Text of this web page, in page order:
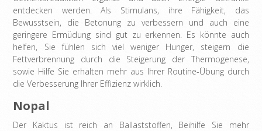
entdecken werden. Als Stimulans, ihre Fähigkeit, das
Bewusstsein, die Betonung zu verbessern und auch eine
geringere Ermüdung sind gut zu erkennen. Es könnte auch
helfen, Sie fühlen sich viel weniger Hunger, steigern die
Fettverbrennung durch die Steigerung der Thermogenese,
sowie Hilfe Sie erhalten mehr aus Ihrer Routine-Übung durch
die Verbesserung Ihrer Effizienz wirklich.
Nopal
Der Kaktus ist reich an Ballaststoffen, Beihilfe Sie mehr